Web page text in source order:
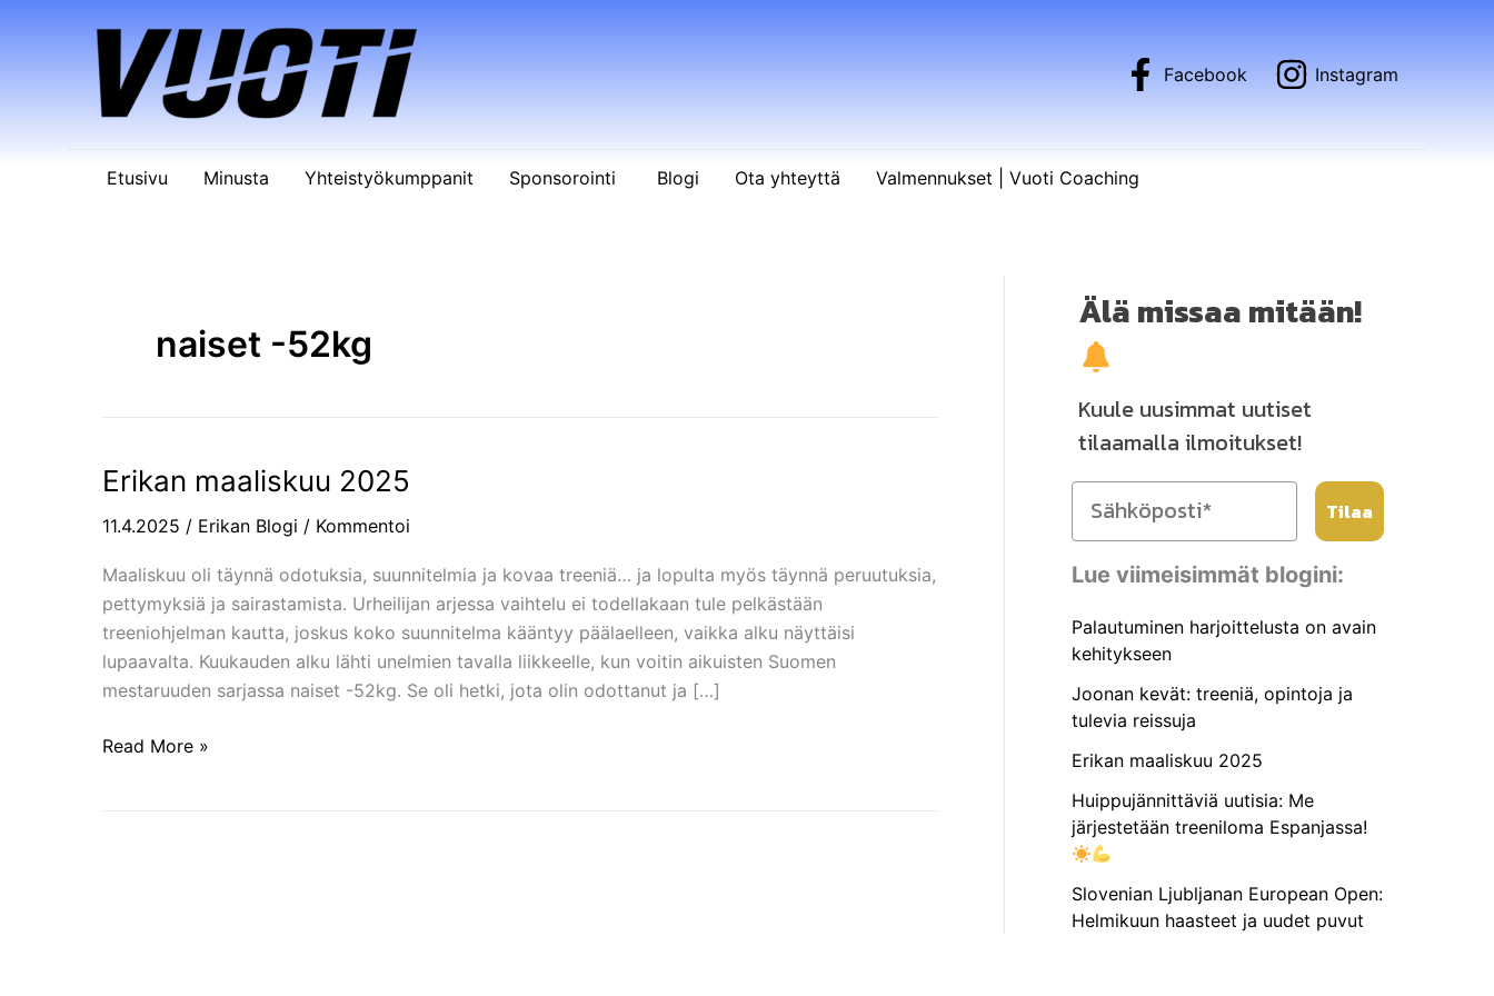
Facebook
Instagram
Etusivu Minusta Yhteistyökumppanit Sponsorointi Blogi Ota yhteyttä Valmennukset | Vuoti Coaching
naiset -52kg
Erikan maaliskuu 2025
11.4.2025 / Erikan Blogi / Kommentoi
Maaliskuu oli täynnä odotuksia, suunnitelmia ja kovaa treeniä… ja lopulta myös täynnä peruutuksia,
pettymyksiä ja sairastamista. Urheilijan arjessa vaihtelu ei todellakaan tule pelkästään
treeniohjelman kautta, joskus koko suunnitelma kääntyy päälaelleen, vaikka alku näyttäisi
lupaavalta. Kuukauden alku lähti unelmien tavalla liikkeelle, kun voitin aikuisten Suomen
mestaruuden sarjassa naiset -52kg. Se oli hetki, jota olin odottanut ja […]
Erikan
2025
Read More »
Älä missaa mitään!
Kuule uusimmat uutiset
tilaamalla ilmoitukset!
Tilaa
Lue viimeisimmät blogini:
Palautuminen harjoittelusta on avain
kehitykseen
Joonan kevät: treeniä, opintoja ja
tulevia reissuja
Erikan maaliskuu 2025
Huippujännittäviä uutisia: Me
järjestetään treeniloma Espanjassa!
Slovenian Ljubljanan European Open:
Helmikuun haasteet ja uudet puvut